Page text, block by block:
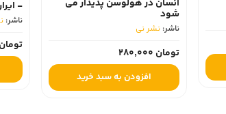
انسان در هولوسن پدیدار می
شود
ناشر: نشر نی
تومان 280,000
افزودن به سبد خرید
-
لبنان 1337-1357
ناشر:
تومان 1,580,000